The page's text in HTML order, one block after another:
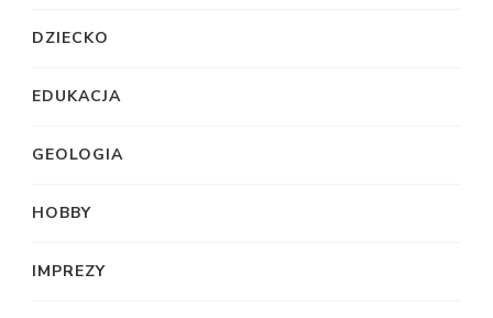
DZIECKO
EDUKACJA
GEOLOGIA
HOBBY
IMPREZY